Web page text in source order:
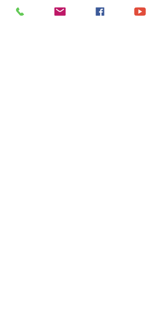
Creamos espacios para
conectar a agentes de